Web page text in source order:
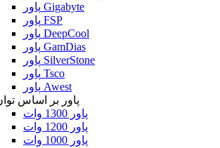
پاور Gigabyte
پاور FSP
پاور DeepCool
پاور GamDias
پاور SilverStone
پاور Tsco
پاور Awest
پاور بر اساس
پاور 1300 وات
پاور 1200 وات
پاور 1000 وات